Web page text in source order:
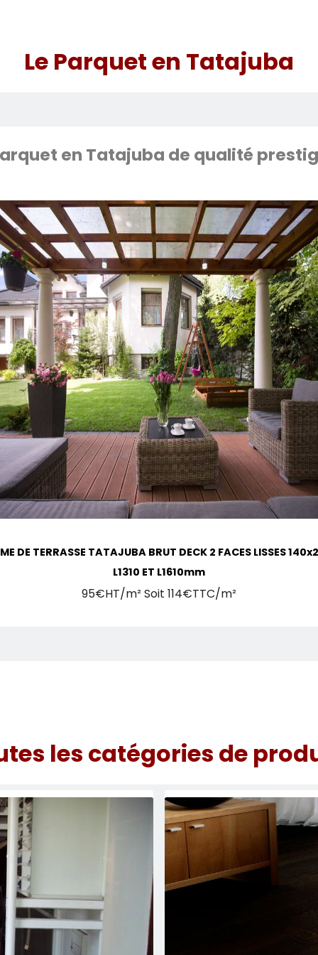
Le Parquet en Tatajuba
en Tatajuba de qualité
DE TERRASSE TATAJUBA BRUT DECK 2 FACES LISSES
L1310 ET L1610mm
95€HT/m² Soit 114€TTC/m²
les catégories de